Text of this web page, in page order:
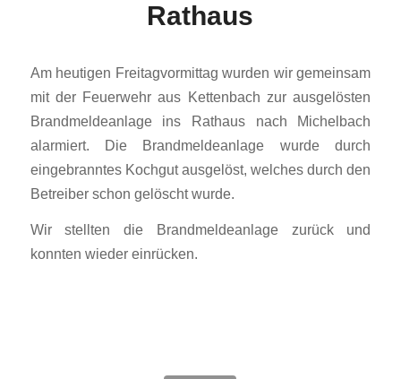
Rathaus
Am heutigen Freitagvormittag wurden wir gemeinsam
mit der Feuerwehr aus Kettenbach zur ausgelösten
Brandmeldeanlage ins Rathaus nach Michelbach
alarmiert. Die Brandmeldeanlage wurde durch
eingebranntes Kochgut ausgelöst, welches durch den
Betreiber schon gelöscht wurde.
Wir stellten die Brandmeldeanlage zurück und
konnten wieder einrücken.